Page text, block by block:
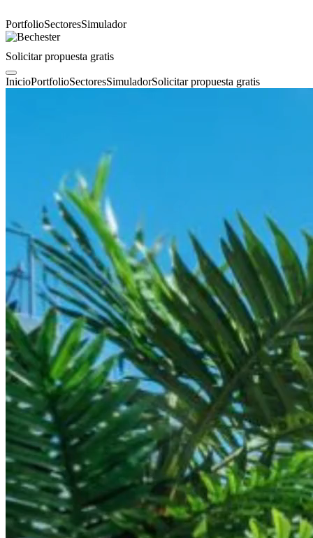
PortfolioSectoresSimulador
Solicitar propuesta gratis
InicioPortfolioSectoresSimuladorSolicitar propuesta gratis